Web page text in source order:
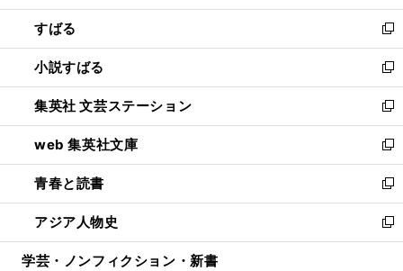
開
く
ウ
で
開
く
ン
ド
ウ
で
開
く
すばる
新
し
い
ウ
ィ
ン
ド
ウ
で
開
く
小説すばる
新
し
い
ウ
ィ
ン
ド
ウ
で
開
集英社 文芸ステーション
新
し
い
ウ
ィ
ン
ド
ウ
web 集英社文庫
新
し
い
ウ
ィ
ン
青春と読書
新
し
い
ウ
アジア人物史
新
し
学芸・ノンフィクション・新書